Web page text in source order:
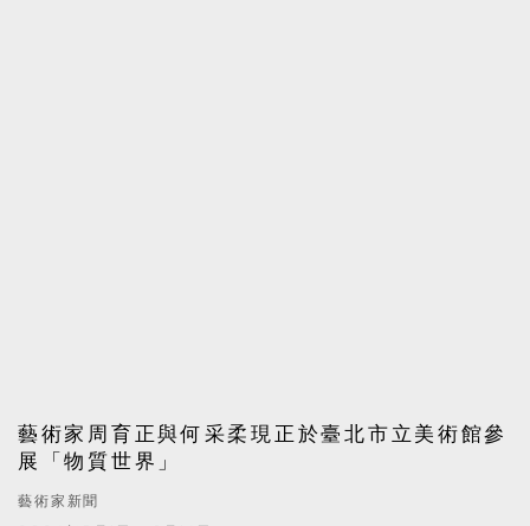
藝術家周育正與何采柔現正於臺北市立美術館參
展「物質世界」
藝術家新聞